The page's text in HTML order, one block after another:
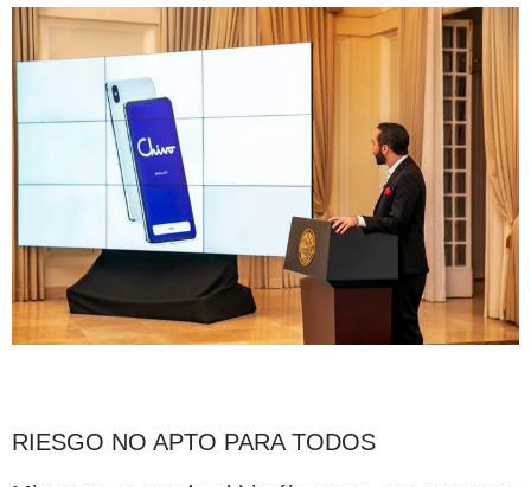
RIESGO NO APTO PARA TODOS